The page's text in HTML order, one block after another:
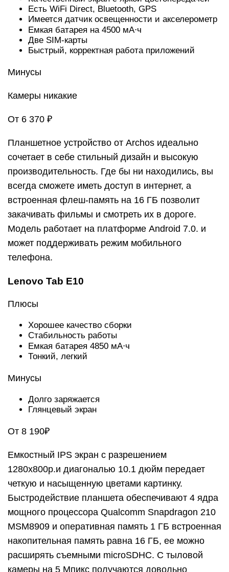
Есть WiFi Direct, Bluetooth, GPS
Имеется датчик освещенности и акселерометр
Емкая батарея на 4500 мА⋅ч
Две SIM-карты
Быстрый, корректная работа приложений
Минусы
Камеры никакие
От 6 370 ₽
Планшетное устройство от Archos идеально
сочетает в себе стильный дизайн и высокую
производительность. Где бы ни находились, вы
всегда сможете иметь доступ в интернет, а
встроенная флеш-память на 16 ГБ позволит
закачивать фильмы и смотреть их в дороге.
Модель работает на платформе Android 7.0. и
может поддерживать режим мобильного
телефона.
Lenovo Tab E10
Плюсы
Хорошее качество сборки
Стабильность работы
Емкая батарея 4850 мА⋅ч
Тонкий, легкий
Минусы
Долго заряжается
Глянцевый экран
От 8 190₽
Емкостный IPS экран с разрешением
1280x800p.и диагональю 10.1 дюйм передает
четкую и насыщенную цветами картинку.
Быстродействие планшета обеспечивают 4 ядра
мощного процессора Qualcomm Snapdragon 210
MSM8909 и оперативная память 1 ГБ встроенная
накопительная память равна 16 ГБ, ее можно
расширять съемными microSDHC. С тыловой
камеры на 5 Мпикс получаются довольно